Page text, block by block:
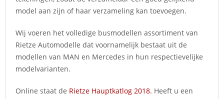
model aan zijn of haar verzameling kan toevoegen.
Wij voeren het volledige busmodellen assortiment van
Rietze Automodelle dat voornamelijk bestaat uit de
modellen van MAN en Mercedes in hun respectievelijke
modelvarianten.
Online staat de Rietze Hauptkatlog 2018. Heeft u een